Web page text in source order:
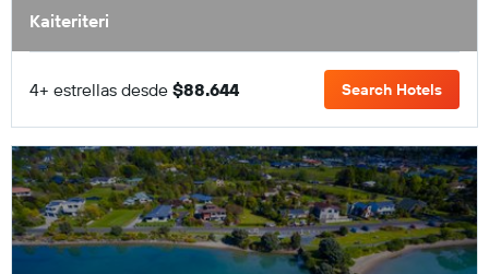
Kaiteriteri
4+ estrellas desde $88.644 Search Hotels